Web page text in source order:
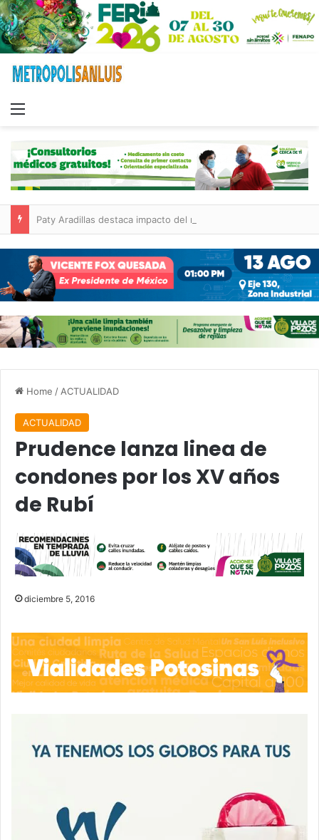
Home / ACTUALIDAD
ACTUALIDAD
Prudence lanza linea de
condones por los XV años
de Rubí
diciembre 5, 2016